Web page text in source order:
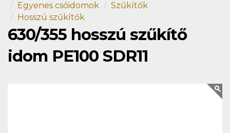
Egyenes csőidomok
Szűkítők
Hosszú szűkítők
630/355 hosszú szűkítő
idom PE100 SDR11